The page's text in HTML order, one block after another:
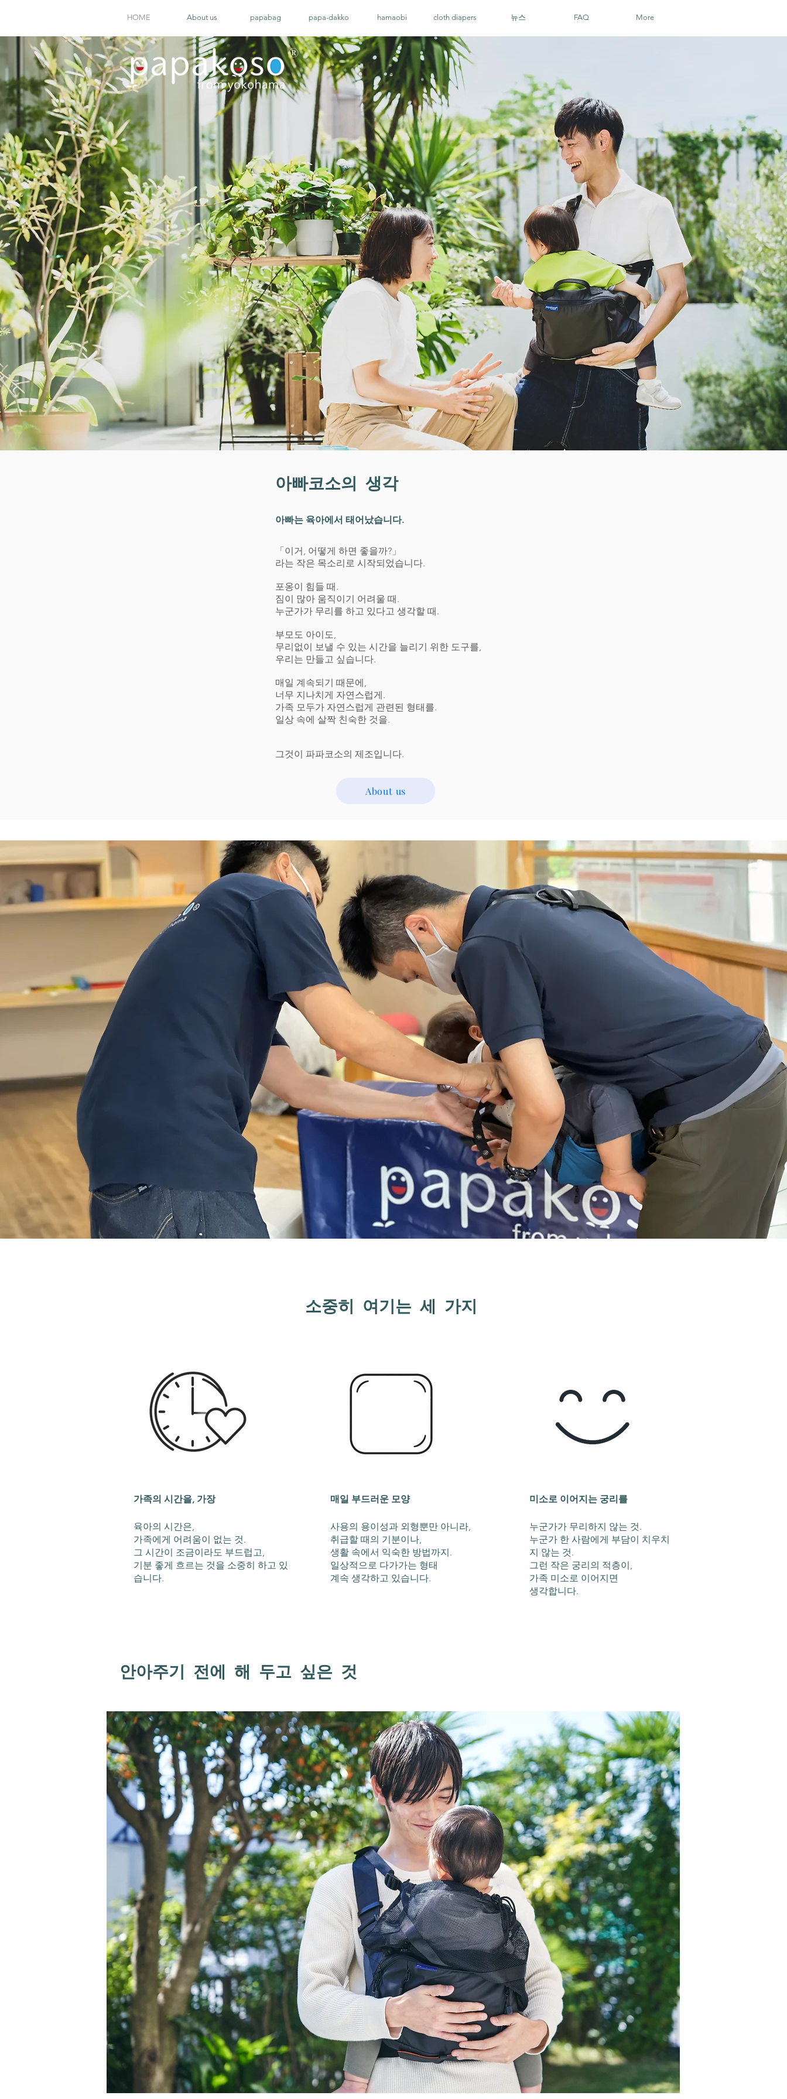
HOME About us papabag papa-dakko hamaobi cloth diapers 뉴스 FAQ More
아빠코소의 생각
아빠는 육아에서 태어났습니다.
「이거, 어떻게 하면 좋을까?」
라는 작은 목소리로 시작되었습니다.
포옹이 힘들 때.
짐이 많아 움직이기 어려울 때.
누군가가 무리를 하고 있다고 생각할 때.
부모도 아이도,
무리없이 보낼 수 있는 시간을 늘리기 위한 도구를,
우리는 만들고 싶습니다.
매일 계속되기 때문에,
너무 지나치게 자연스럽게.
가족 모두가 자연스럽게 관련된 형태를.
일상 속에 살짝 친숙한 것을.
그것이 파파코소의 제조입니다.
About us
소중히 여기는 세 가지
가족의 시간을, 가장
육아의 시간은,
가족에게 어려움이 없는 것.
그 시간이 조금이라도 부드럽고,
기분 좋게 흐르는 것을 소중히 하고 있
습니다.
매일 부드러운 모양
사용의 용이성과 외형뿐만 아니라,
취급할 때의 기분이나,
생활 속에서 익숙한 방법까지.
일상적으로 다가가는 형태
계속 생각하고 있습니다.
미소로 이어지는 궁리를
누군가가 무리하지 않는 것.
누군가 한 사람에게 부담이 치우치
지 않는 것.
그런 작은 궁리의 적층이,
가족 미소로 이어지면
생각합니다.
안아주기 전에 해 두고 싶은 것